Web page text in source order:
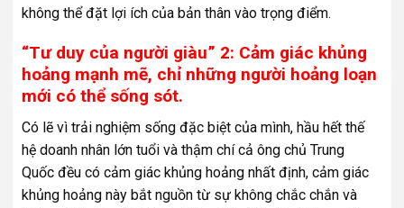
không thể đặt lợi ích của bản thân vào trọng điểm.
“Tư duy của người giàu” 2: Cảm giác khủng
hoảng mạnh mẽ, chỉ những người hoảng loạn
mới có thể sống sót.
Có lẽ vì trải nghiệm sống đặc biệt của mình, hầu hết thế
hệ doanh nhân lớn tuổi và thậm chí cả ông chủ Trung
Quốc đều có cảm giác khủng hoảng nhất định, cảm giác
khủng hoảng này bắt nguồn từ sự không chắc chắn và